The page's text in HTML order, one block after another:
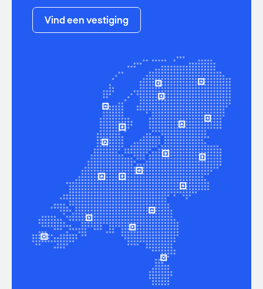
Werkgebieden
Kraan huren
Contact
Vind een vestiging